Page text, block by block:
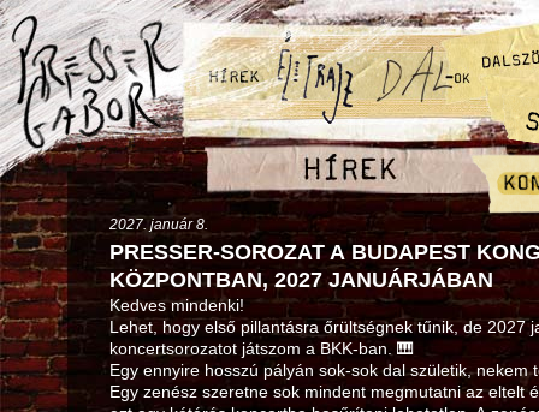
2027. január 8.
PRESSER-SOROZAT A BUDAPEST
KÖZPONTBAN, 2027 JANUÁRJÁBAN
Kedves mindenki!
Lehet, hogy első pillantásra őrültségnek tűnik, de 2027
koncertsorozatot játszom a BKK-ban. 🎹
Egy ennyire hosszú pályán sok-sok dal születik, nekem
Egy zenész szeretne sok mindent megmutatni az eltelt